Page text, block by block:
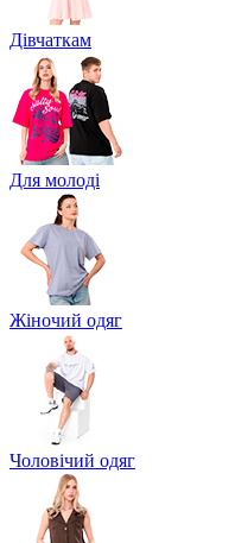
Дівчаткам
Для молоді
Жіночий одяг
Чоловічий одяг